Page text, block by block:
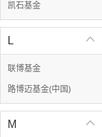
凯石基金

L
联博基金
路博迈基金(中国)

M